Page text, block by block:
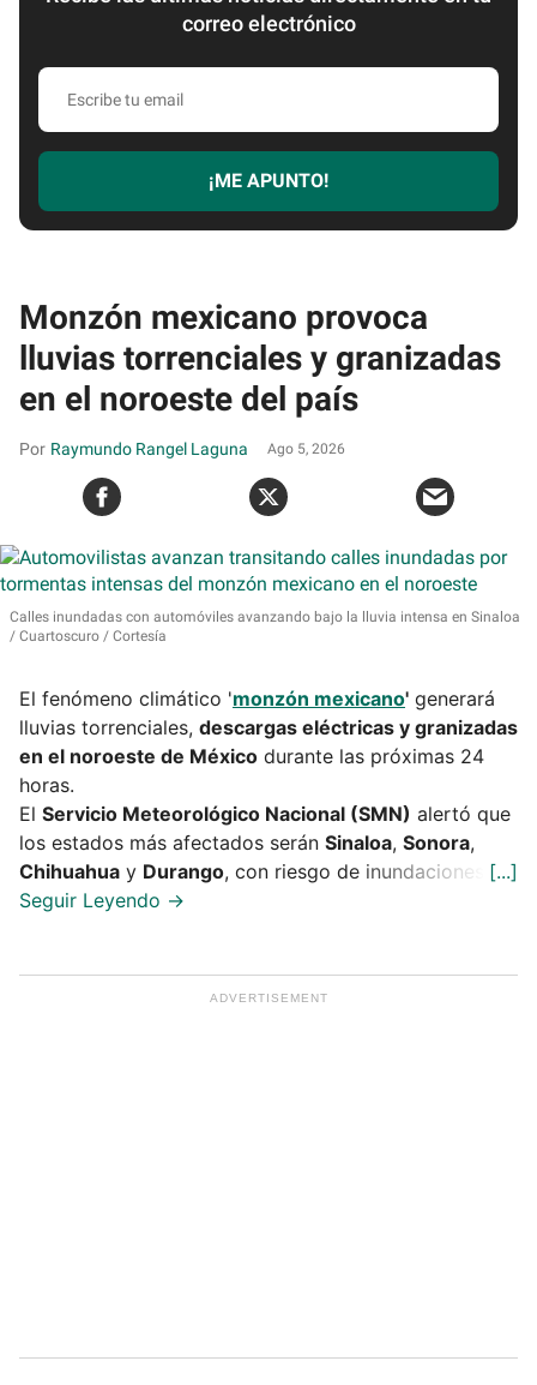
correo electrónico
Escribe
email
¡ME APUNTO!
Monzón mexicano provoca
lluvias torrenciales y granizadas
en el noroeste del país
Raymundo Rangel Laguna Ago 5, 2026
Calles inundadas con automóviles avanzando bajo la lluvia intensa en Sinaloa
Cuartoscuro / Cortesía
El fenómeno climático 'monzón mexicano' generará
lluvias torrenciales, descargas eléctricas y granizadas
en el noroeste de México durante las próximas 24
horas.
El Servicio Meteorológico Nacional (SMN) alertó que
los estados más afectados serán Sinaloa, Sonora,
Chihuahua y Durango, con riesgo de inundaciones.